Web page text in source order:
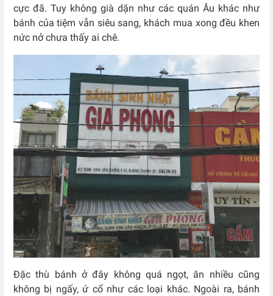
cực đã. Tuy không già dặn như các quán Âu khác như
bánh của tiệm vẫn siêu sang, khách mua xong đều khen
nức nở chưa thấy ai chê.
Đặc thù bánh ở đây không quá ngọt, ăn nhiều cũng
không bị ngấy, ứ cổ như các loại khác. Ngoài ra, bánh